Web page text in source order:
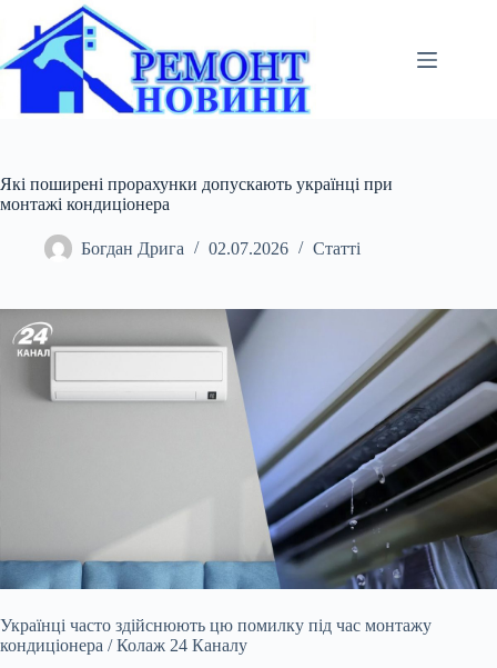
вмісту
Які поширені прорахунки допускають українці при
монтажі кондиціонера
Богдан Дрига 02.07.2026 Статті
Українці часто здійснюють цю помилку під час монтажу
кондиціонера / Колаж 24 Каналу